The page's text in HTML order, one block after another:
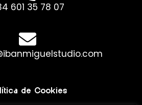
de Cookies
601 35 78 07